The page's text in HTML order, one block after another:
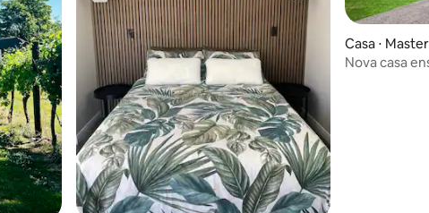
Casa ⋅
Nova casa